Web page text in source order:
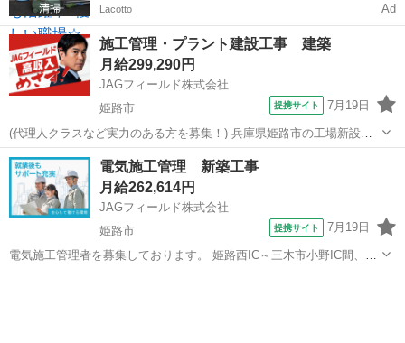
Lacotto Ad
施工管理・プラント建設工事 建築
月給299,290円
JAGフィールド株式会社
姫路市
提携サイト 7月19日
(代理人クラスなど実力のある方を募集！) 兵庫県姫路市の工場新設工
事における施工管理業務です。 工事に伴い現場管理者を探しておりま
す。 1人現場の経験がある方、責任感を持って現場の指揮をとれる方
に限ります。 ...
兵庫 姫路市 大工
電気施工管理 新築工事
月給262,614円
JAGフィールド株式会社
姫路市
提携サイト 7月19日
電気施工管理者を募集しております。 姫路西IC～三木市小野IC間、照